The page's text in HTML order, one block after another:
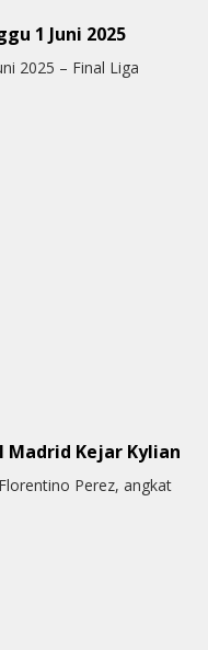
1 Juni 2025
2025 – Final Liga
Madrid Kejar Kylian
Perez, angkat